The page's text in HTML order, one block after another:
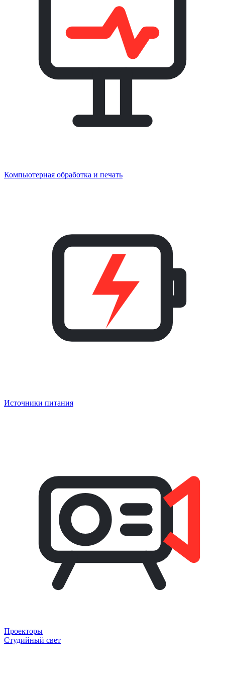
Компьютерная обработка и печать
Источники питания
Проекторы
Студийный свет